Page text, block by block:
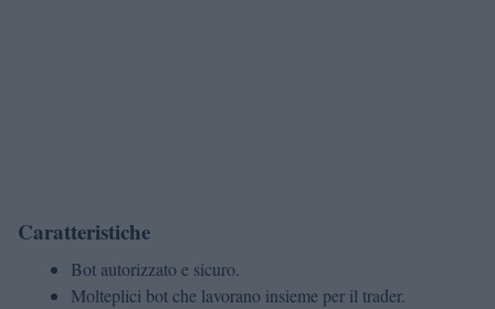
Caratteristiche
Bot autorizzato e sicuro.
Molteplici bot che lavorano insieme per il trader.